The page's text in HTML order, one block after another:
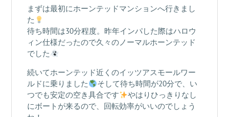
まずは最初にホーンテッドマンションへ行きまし
た
待ち時間は30分程度。昨年インパした際はハロウ
ィン仕様だったので久々のノーマルホーンテッド
でした
続いてホーンテッド近くのイッツアスモールワー
ルドに乗りました
そして待ち時間が20分で、い
つでも安定の空き具合です
やはりひっきりなし
にボートが来るので、回転効率がいいのでしょう